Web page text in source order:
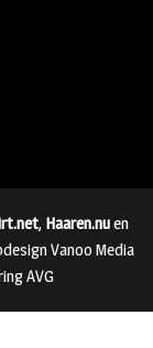
, Haaren.nuen
Vanoo Media
AVG